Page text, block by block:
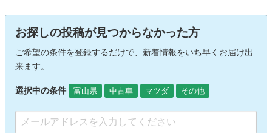
お探しの投稿が見つからなかった方
ご希望の条件を登録するだけで、新着情報をいち早くお届け出
来ます。
選択中の条件 富山県 中古車 マツダ その他